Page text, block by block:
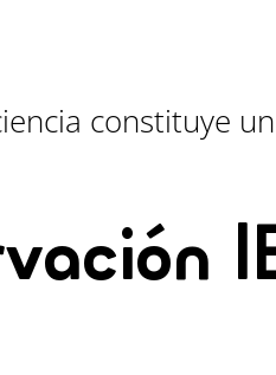
constituye